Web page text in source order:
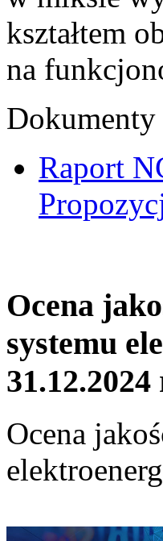
kształtem
na
Dokumenty
Raport
Ocena
systemu
31.12.2024
Ocena